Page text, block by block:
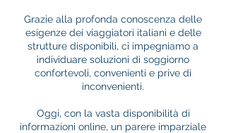
Grazie alla profonda conoscenza delle
esigenze dei viaggiatori italiani e delle
strutture disponibili, ci impegniamo a
individuare soluzioni di soggiorno
confortevoli, convenienti e prive di
inconvenienti.
Oggi, con la vasta disponibilità di
informazioni online, un parere imparziale